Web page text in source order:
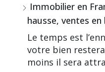
Immobilier en
hausse, ventes
Le temps est
votre bien
moins il sera